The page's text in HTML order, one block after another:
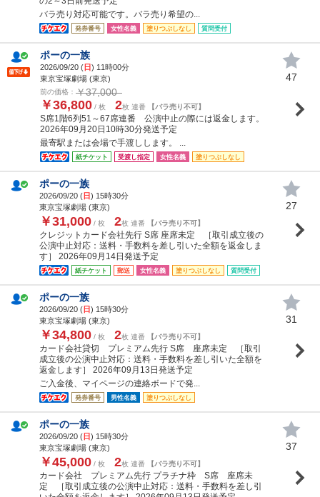
バラ売り対応可能です。バラ売り希望の...
発券番号 女性名義 塗りつぶしなし 質問受付
ポーの一族
2026/09/20 (日) 11時00分
東京宝塚劇場 (東京)
前の価格： ￥37,000
￥36,800 / 枚 2枚 連番 【バラ売り不可】
S席1階6列51～67席連番 公演中止の際には返金します。
2026年09月20日10時30分発送予定
最寄駅または会場で手渡しします。 ...
紙チケット 受渡し指定 女性名義 塗りつぶしなし
47
ポーの一族
2026/09/20 (日) 15時30分
東京宝塚劇場 (東京)
￥31,000 / 枚 2枚 連番 【バラ売り不可】
クレジットカード会社先行 S席 座席未定 ［取引成立後の
公演中止対応：送料・手数料を差し引いた全額を返金しま
す］ 2026年09月14日発送予定
紙チケット 郵送 女性名義 塗りつぶしなし 質問受付
27
ポーの一族
2026/09/20 (日) 15時30分
東京宝塚劇場 (東京)
￥34,800 / 枚 2枚 連番 【バラ売り不可】
カード会社貸切 プレミアム先行 S席 座席未定 ［取引
成立後の公演中止対応：送料・手数料を差し引いた全額を
返金します］ 2026年09月13日発送予定
ご入金後、マイページの連絡ボードで発...
発券番号 男性名義 塗りつぶしなし
31
ポーの一族
2026/09/20 (日) 15時30分
東京宝塚劇場 (東京)
￥45,000 / 枚 2枚 連番 【バラ売り不可】
カード会社 プレミアム先行 プラチナ枠 S席 座席未
定 ［取引成立後の公演中止対応：送料・手数料を差し引
37